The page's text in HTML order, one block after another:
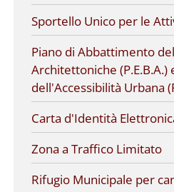
Sportello Unico per le
Piano di Abbattimento
Architettoniche (P.E.B.A.)
dell'Accessibilità Urbana
Carta d'Identità
Zona a Traffico Limitato
Rifugio Municipale per